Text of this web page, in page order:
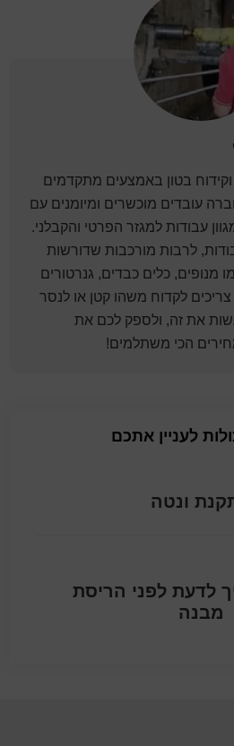
בטון באמצעים מתקדמים
עובדים מוכשרים ומיומנים עם
עבודות למגזר הפרטי והקבלני.
לרבות מורכבות שדורשות
מנופים, כלים כבדים, גנרטורים
לקדוח משהו קטן או לנסר
את זה, ולספק לכם את
הכי משתלמים!
לעניין אתכם
ונטה
לדעת לפני הריסת
מבנה